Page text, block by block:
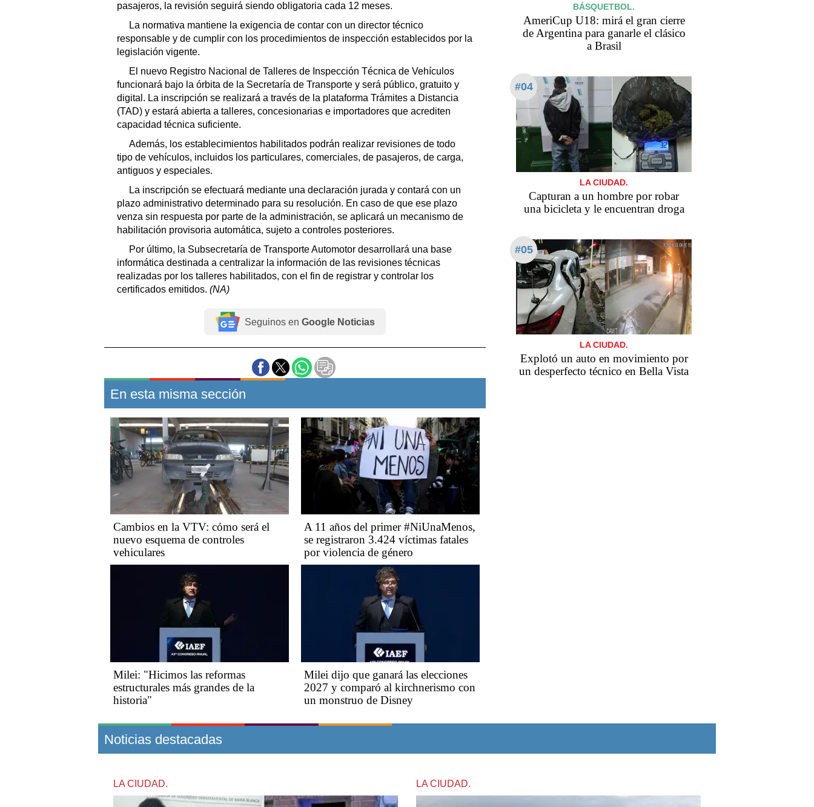
pasajeros, la revisión seguirá siendo obligatoria cada 12 meses.
La normativa mantiene la exigencia de contar con un director técnico
responsable y de cumplir con los procedimientos de inspección establecidos por la
legislación vigente.
El nuevo Registro Nacional de Talleres de Inspección Técnica de Vehículos
funcionará bajo la órbita de la Secretaría de Transporte y será público, gratuito y
digital. La inscripción se realizará a través de la plataforma Trámites a Distancia
(TAD) y estará abierta a talleres, concesionarias e importadores que acrediten
capacidad técnica suficiente.
Además, los establecimientos habilitados podrán realizar revisiones de todo
tipo de vehículos, incluidos los particulares, comerciales, de pasajeros, de carga,
antiguos y especiales.
La inscripción se efectuará mediante una declaración jurada y contará con un
plazo administrativo determinado para su resolución. En caso de que ese plazo
venza sin respuesta por parte de la administración, se aplicará un mecanismo de
habilitación provisoria automática, sujeto a controles posteriores.
Por último, la Subsecretaría de Transporte Automotor desarrollará una base
informática destinada a centralizar la información de las revisiones técnicas
realizadas por los talleres habilitados, con el fin de registrar y controlar los
certificados emitidos. (NA)
Seguinos en Google Noticias
En esta misma sección
Cambios en la VTV: cómo será el
nuevo esquema de controles
vehiculares
A 11 años del primer #NiUnaMenos,
se registraron 3.424 víctimas fatales
por violencia de género
Milei: "Hicimos las reformas
estructurales más grandes de la
historia"
Milei dijo que ganará las elecciones
2027 y comparó al kirchnerismo con
un monstruo de Disney
BÁSQUETBOL.
AmeriCup U18: mirá el gran cierre
de Argentina para ganarle el clásico
a Brasil
#04
LA CIUDAD.
Capturan a un hombre por robar
una bicicleta y le encuentran droga
#05
LA CIUDAD.
Explotó un auto en movimiento por
un desperfecto técnico en Bella Vista
Noticias destacadas
LA CIUDAD. LA CIUDAD.